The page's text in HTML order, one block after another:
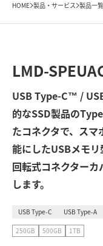
HOME 製品・サービス 製品一覧
LMD-
USB Type-C™ /
的なSSD製品の
たコネクタで、ス
能にしたUSBメモ
回転式コネクター
します。
USB Type-C USB Type-A
250GB 500GB 1TB